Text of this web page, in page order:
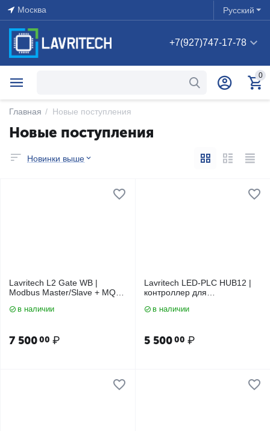
Москва Русский
+7(927)747-17-78
0
Главная / Новые поступления
Новые поступления
Новинки выше
Lavritech L2 Gate WB |
Modbus Master/Slave + MQTT
в наличии
7 50000 ₽
Lavritech LED-PLC HUB12 |
контроллер для
(Wi-Fi / Ethernet / RS-485 /
в наличии
5 50000 ₽